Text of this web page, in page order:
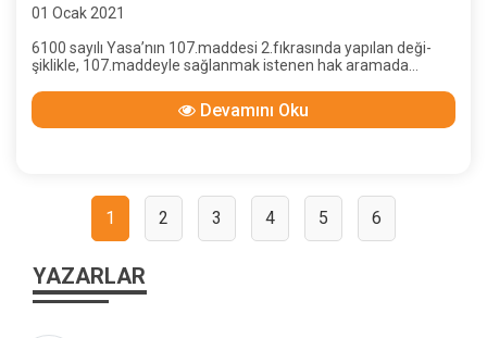
01 Ocak 2021
6100 sayılı Yasa’nın 107.maddesi 2.fıkrasında yapılan deği-
şiklikle, 107.maddeyle sağlanmak istenen hak aramada
kaldırılmış; geç-miş yılların kısmi davasındaki olumsuzluklar
âdeta geri dönmüş; gerçeğe ulaşma, hak ve adalete uygun bir
Devamını Oku
1 2 3 4 5 6
YAZARLAR